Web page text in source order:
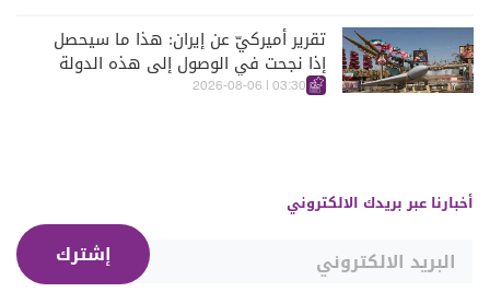
تقرير أميركيّ عن إيران: هذا ما سيحصل
إذا نجحت في الوصول إلى هذه الدولة
الآسيويّة
03:30 | 2026-08-06
أخبارنا عبر بريدك الالكتروني
إشترك